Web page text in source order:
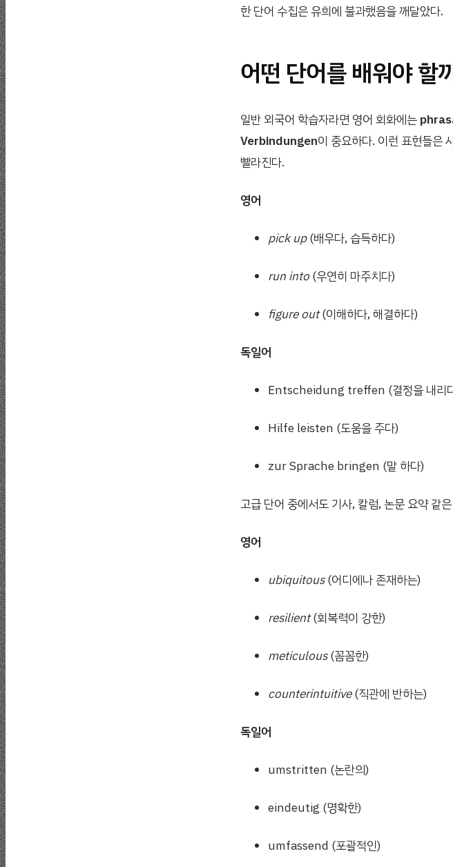
한 단어 수집은 유희에 불과했음을 깨달았다.
어떤 단어를 배워야 할
일반 외국어 학습자라면 영어 회화에는
Verbindungen이 중요하다. 이런 표현들은
빨라진다.
영어
pick up(배우다, 습득하다)
run into(우연히 마주치다)
figure out(이해하다, 해결하다)
독일어
Entscheidung treffen (결정을 내리
Hilfe leisten (도움을 주다)
zur Sprache bringen (말 하다)
고급 단어 중에서도 기사, 칼럼, 논문 요약 같
영어
ubiquitous(어디에나 존재하는)
resilient(회복력이 강한)
meticulous(꼼꼼한)
counterintuitive(직관에 반하는)
독일어
umstritten (논란의)
eindeutig (명확한)
umfassend (포괄적인)